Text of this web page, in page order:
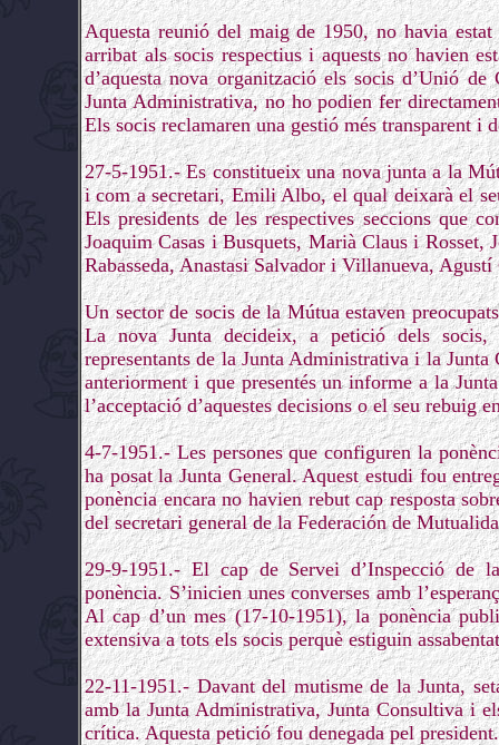
Aquesta reunió del maig de 1950, no havia
arribat als socis respectius i aquests no havien
d’aquesta nova organització els socis d’Unió
Junta Administrativa, no ho podien fer
Els socis reclamaren una gestió més transparent i
27-5-1951.- Es constitueix una nova junta a la
i com a secretari, Emili Albo, el qual deixarà el
Els presidents de les respectives seccions que
Joaquim Casas i Busquets, Marià Claus i
Rabasseda, Anastasi Salvador i Villanueva,
Un sector de socis de la Mútua estaven
La nova Junta decideix, a petició dels socis,
representants de la Junta Administrativa i la
anteriorment i que presentés un informe a la
l’acceptació d’aquestes decisions o el seu rebuig
4-7-1951.- Les persones que configuren la
ha posat la Junta General. Aquest estudi fou
ponència encara no havien rebut cap resposta
del secretari general de la Federación de
29-9-1951.- El cap de Servei d’Inspecció de
ponència. S’inicien unes converses amb
Al cap d’un mes (17-10-1951), la ponència
extensiva a tots els socis perquè estiguin
22-11-1951.- Davant del mutisme de la Junta,
amb la Junta Administrativa, Junta Consultiva i
crítica. Aquesta petició fou denegada pel president.